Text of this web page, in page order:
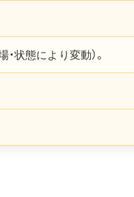
状態により変動）。